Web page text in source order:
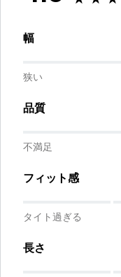
幅
狭い
品質
不満足
フィット感
タイト過ぎる
長さ